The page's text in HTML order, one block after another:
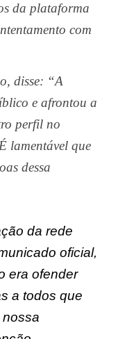
da plataforma
com
disse: “A
e afrontou a
perfil no
lamentável que
dessa
da rede
oficial,
era ofender
a todos que